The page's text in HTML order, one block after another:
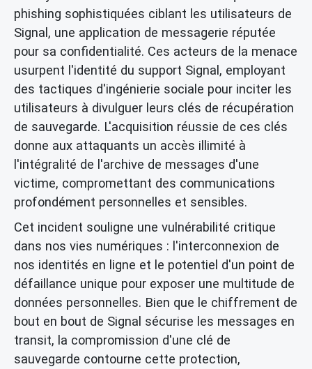
phishing sophistiquées ciblant les utilisateurs de
Signal, une application de messagerie réputée
pour sa confidentialité. Ces acteurs de la menace
usurpent l'identité du support Signal, employant
des tactiques d'ingénierie sociale pour inciter les
utilisateurs à divulguer leurs clés de récupération
de sauvegarde. L'acquisition réussie de ces clés
donne aux attaquants un accès illimité à
l'intégralité de l'archive de messages d'une
victime, compromettant des communications
profondément personnelles et sensibles.
Cet incident souligne une vulnérabilité critique
dans nos vies numériques : l'interconnexion de
nos identités en ligne et le potentiel d'un point de
défaillance unique pour exposer une multitude de
données personnelles. Bien que le chiffrement de
bout en bout de Signal sécurise les messages en
transit, la compromission d'une clé de
sauvegarde contourne cette protection,